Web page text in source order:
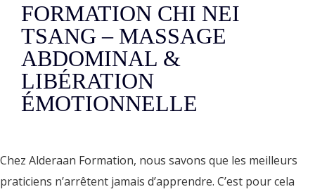
FORMATION CHI NEI
TSANG – MASSAGE
ABDOMINAL &
LIBÉRATION
ÉMOTIONNELLE
Chez Alderaan Formation, nous savons que les meilleurs
praticiens n’arrêtent jamais d’apprendre. C’est pour cela